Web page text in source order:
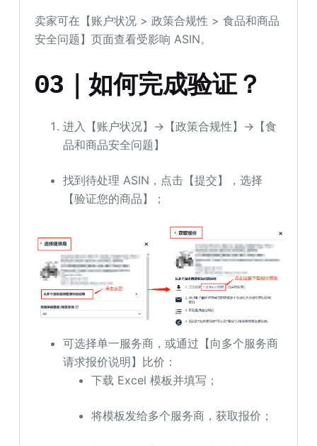
卖家可在【账户状况 > 政策合规性 > 食品和商品
安全问题】页面查看受影响 ASIN。
03｜如何完成验证？
进入【账户状况】→【政策合规性】→【食
品和商品安全问题】
找到待处理 ASIN，点击【提交】，选择
【验证您的商品】；
可选择单一服务商，或通过【向多个服务商
请求报价说明】比价：
下载 Excel 模板并填写；
将模板发给多个服务商，获取报价；